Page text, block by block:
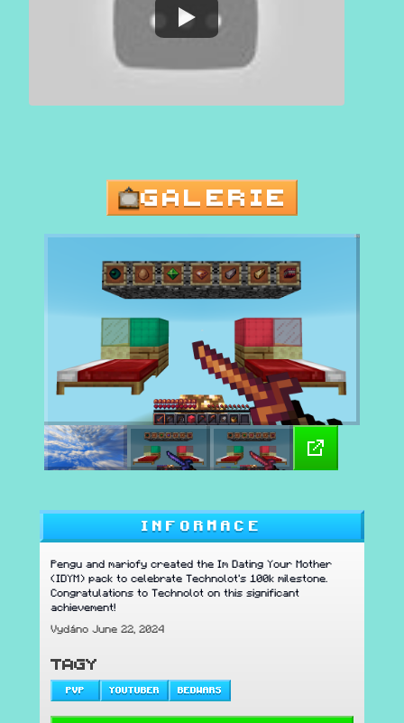
GALERIE
INFORMACE
Pengu and mariofy created the Im Dating Your Mother
(IDYM) pack to celebrate Technolot's 100k milestone.
Congratulations to Technolot on this significant
achievement!
Vydáno June 22, 2024
TAGY
PVP YOUTUBER BEDWARS